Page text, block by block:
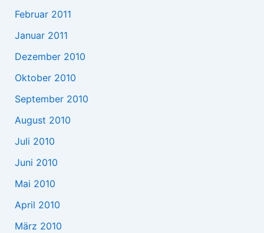
Februar 2011
Januar 2011
Dezember 2010
Oktober 2010
September 2010
August 2010
Juli 2010
Juni 2010
Mai 2010
April 2010
März 2010